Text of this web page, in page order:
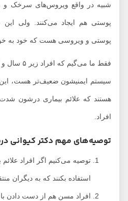
شبیه در واقع ویروس‌های سرخک و
پوستی هم ایجاد می‌کنند. ولی این
پوستی و ویروسی هست که خود به خود
سیستم ایمنیشون ضعیف‌تر هست، این‌ها
هستند که علائم بیماری درشون شدت
افراد.
توصیه‌های مهم دکتر کیوانی
توصیه می‌کنیم اگر افراد علائم
استفاده بکنند که به دیگران منتقل
افراد مسن هم از دست دادن با